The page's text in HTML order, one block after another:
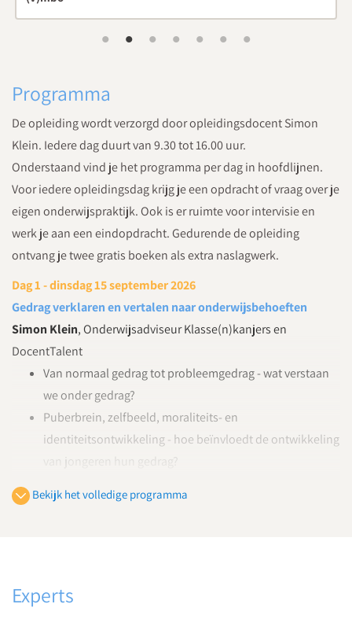
Programma
De opleiding wordt verzorgd door opleidingsdocent Simon
Klein. Iedere dag duurt van 9.30 tot 16.00 uur.
Onderstaand vind je het programma per dag in hoofdlijnen.
Voor iedere opleidingsdag krijg je een opdracht of vraag over je
eigen onderwijspraktijk. Ook is er ruimte voor intervisie en
werk je aan een eindopdracht. Gedurende de opleiding
ontvang je twee gratis boeken als extra naslagwerk.
Dag 1 - dinsdag 15 september 2026
Gedrag verklaren en vertalen naar onderwijsbehoeften
Simon Klein, Onderwijsadviseur Klasse(n)kanjers en
DocentTalent
Van normaal gedrag tot probleemgedrag - wat verstaan
we onder gedrag?
Puberbrein, zelfbeeld, moraliteits- en
identiteitsontwikkeling - hoe beïnvloedt de ontwikkeling
welke onderwijsbehoefte zit hieronder?
DocentTalent
Bekijk het volledige programma
Experts